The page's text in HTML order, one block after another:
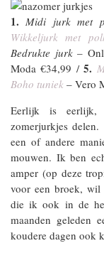
1. Midi jurk met
Wikkeljurk met
Bedrukte jurk–
Moda €34,99 /5.
Boho tuniek – Vero
Eerlijk is eerlijk,
zomerjurkjes
een of andere
mouwen. Ik ben
amper (op deze
voor een broek, wil
die ik ook in de
maanden geleden
koudere dagen ook